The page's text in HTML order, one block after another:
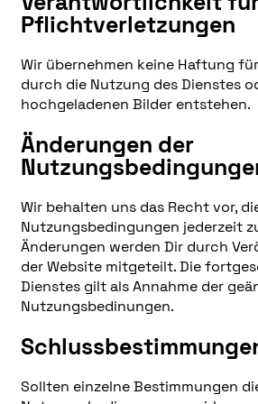
Pflichtverletzungen
Wir übernehmen keine Haftung
durch die Nutzung des Dienstes
hochgeladenen Bilder entstehen.
Änderungen der
Wir behalten uns das Recht vor,
Nutzungsbedingungen jederzeit
Änderungen werden Dir durch
der Website mitgeteilt. Die
Dienstes gilt als Annahme der
Nutzungsbedinungen.
Sollten einzelne Bestimmungen